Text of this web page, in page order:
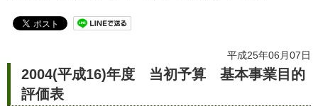
平成25年06月07日
2004(平成16)年度 当初予算 基本事業目的
評価表